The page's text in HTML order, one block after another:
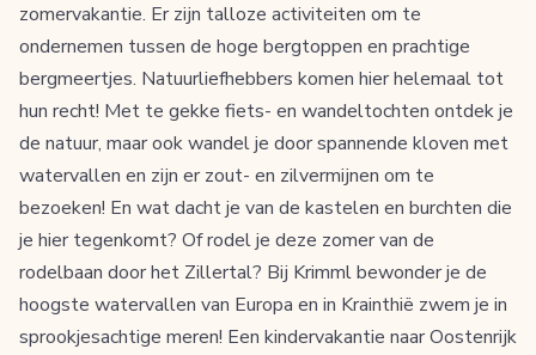
zomervakantie. Er zijn talloze activiteiten om te
ondernemen tussen de hoge bergtoppen en prachtige
bergmeertjes. Natuurliefhebbers komen hier helemaal tot
hun recht! Met te gekke fiets- en wandeltochten ontdek je
de natuur, maar ook wandel je door spannende kloven met
watervallen en zijn er zout- en zilvermijnen om te
bezoeken! En wat dacht je van de kastelen en burchten die
je hier tegenkomt? Of rodel je deze zomer van de
rodelbaan door het Zillertal? Bij Krimml bewonder je de
hoogste watervallen van Europa en in Krainthië zwem je in
sprookjesachtige meren! Een kindervakantie naar Oostenrijk